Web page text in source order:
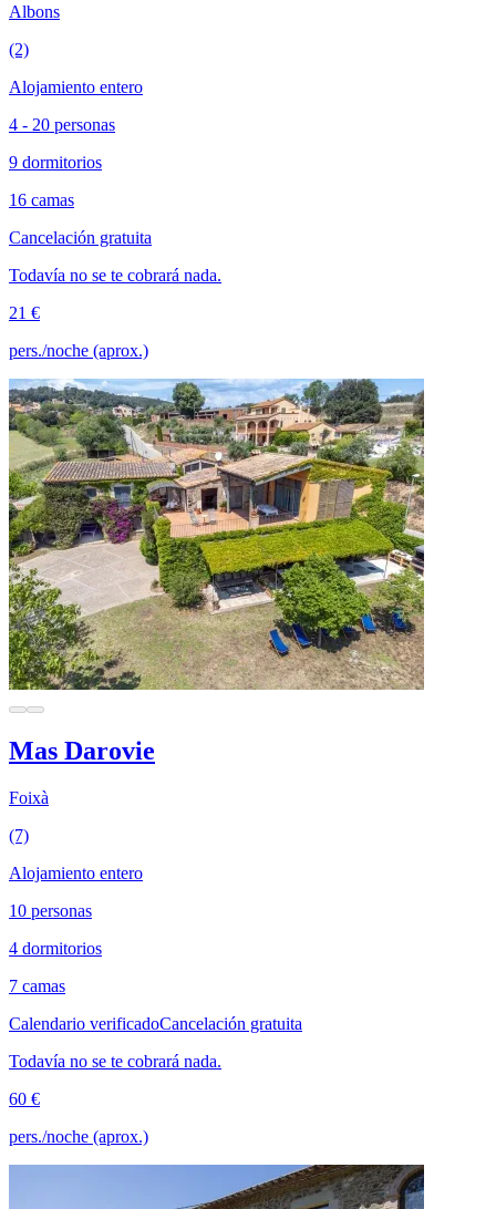
Albons
(2)
Alojamiento entero
4 - 20 personas
9 dormitorios
16 camas
Cancelación gratuita
Todavía no se te cobrará nada.
21 €
pers./noche (aprox.)
Mas Darovie
Foixà
(7)
Alojamiento entero
10 personas
4 dormitorios
7 camas
Calendario verificadoCancelación gratuita
Todavía no se te cobrará nada.
60 €
pers./noche (aprox.)